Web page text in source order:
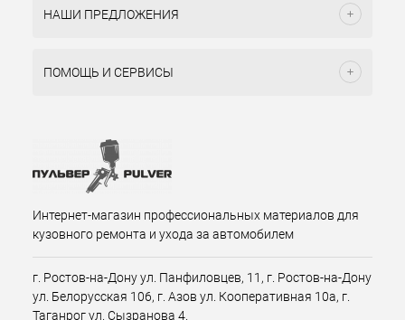
НАШИ ПРЕДЛОЖЕНИЯ
ПОМОЩЬ И СЕРВИСЫ
Интернет-магазин профессиональных материалов для
кузовного ремонта и ухода за автомобилем
г. Ростов-на-Дону ул. Панфиловцев, 11, г. Ростов-на-Дону
ул. Белорусская 106, г. Азов ул. Кооперативная 10а, г.
Таганрог ул. Сызранова 4.